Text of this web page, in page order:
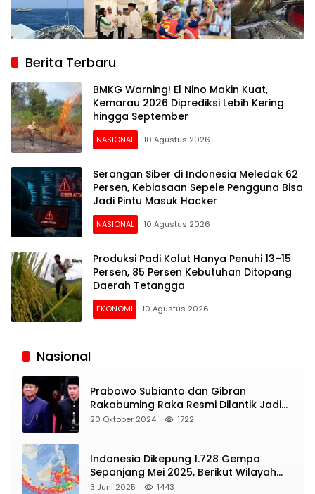
Berita Terbaru
BMKG Warning! El Nino Makin Kuat,
Kemarau 2026 Diprediksi Lebih Kering
hingga September
NASIONAL 10 Agustus 2026
Serangan Siber di Indonesia Meledak 62
Persen, Kebiasaan Sepele Pengguna Bisa
Jadi Pintu Masuk Hacker
NASIONAL 10 Agustus 2026
Produksi Padi Kolut Hanya Penuhi 13–15
Persen, 85 Persen Kebutuhan Ditopang
Daerah Tetangga
EKONOMI 10 Agustus 2026
Siaran
Nasional
Prabowo Subianto dan Gibran
Rakabuming Raka Resmi Dilantik Jadi
Presiden dan Wapres RI
20 Oktober 2024 1722
Indonesia Dikepung 1.728 Gempa
Sepanjang Mei 2025, Berikut Wilayah
Yang Intens Diguncang!
3 Juni 2025 1443